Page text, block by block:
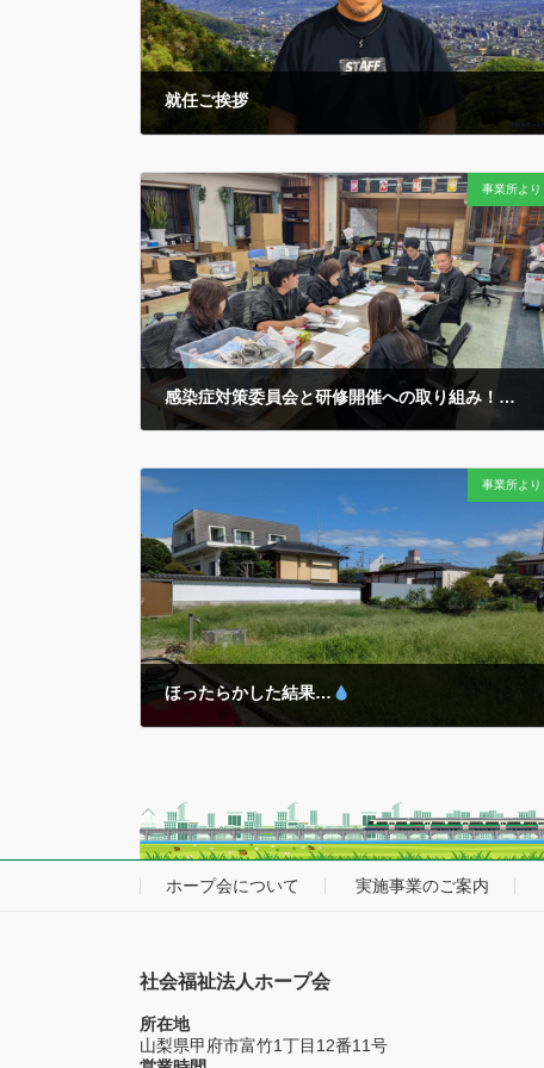
就任ご挨拶
社会福祉法人ホープ会のホームページにアクセスいた
だきありがとうございます。 平素より格別のご高配な
らびにご指導、ご支援を賜り厚く御礼を申し上げます。
平成１４年３月の法人創設から、度重なる法制度等の
変革を経て、今日 […]
事業所より
感染症対策委員会と研修開催への取り組み！
今冬へ向けた「感染症対策」のための定例会議です…
かつては冬の「インフルエンザ」や「ノロウイルス」な
どへの対策が主流でしたが…新型コロナのパンデミック
以来はもはや「季節」を問わず警戒と対策を必要として
います… 各事業所 […]
事業所より
ほったらかした結果…
たらかし温泉
」ならぬ…ホープの『ほったらかし菜園
』が大変なことに…
気がつくとそこは一面の
「名もなき植物」 […]
ホープ会について 実施事業のご案内
社会福祉法人ホープ会
所在地
山梨県甲府市富竹1丁目12番11号